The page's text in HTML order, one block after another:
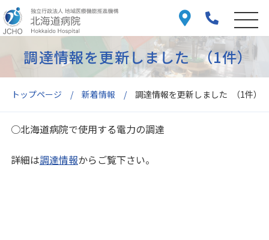
トップページ 新着情報 調達情報を更新しました （1件）
調達情報を更新しました （1件）
○北海道病院で使用する電力の調達
詳細は調達情報からご覧下さい。